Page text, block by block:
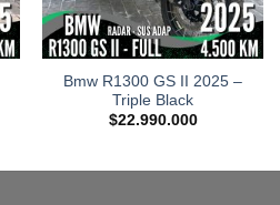
Bmw R1300 GS II 2025 –
Triple Black
$22.990.000